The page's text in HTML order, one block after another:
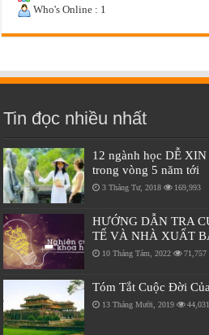
Who's Online : 1
Tin đọc nhiều nhất
12 ngành học DỄ
trong vòng 5 năm tới
3 Tháng Tư, 2018 169,993
HƯỚNG DẪN TRA
TẾ VÀ NHÀ XUẤT
10 Tháng Tám, 2022 71,757
Tóm Tắt Cuộc Đời
13 Tháng Mười, 2019 44,031